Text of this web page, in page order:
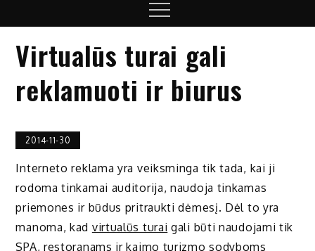
Menu
Virtualūs turai gali
reklamuoti ir biurus
2014-11-30
Interneto reklama yra veiksminga tik tada, kai ji
rodoma tinkamai auditorija, naudoja tinkamas
priemones ir būdus pritraukti dėmesį. Dėl to yra
manoma, kad virtualūs turai gali būti naudojami tik
SPA, restoranams ir kaimo turizmo sodyboms